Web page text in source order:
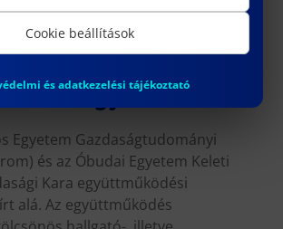
és megvitatása. Minden
hallgató, […]
Egyetem Gazdaságtudományi
és az Óbudai Egyetem Keleti
Kara együttműködési
alá. Az együttműködés
Cookie beállítások
és adatkezelési tájékoztató